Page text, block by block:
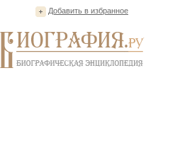
Добавить в избранное